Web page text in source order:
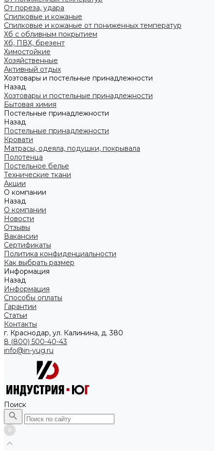
От пореза, удара
Спилковые и кожаные
Спилковые и кожаные от пониженных температур
Хб с обливным покрытием
Хб, ПВХ, брезент
Химостойкие
Хозяйственные
Активный отдых
Хозтовары и постельные принадлежности
Назад
Хозтовары и постельные принадлежности
Бытовая химия
Постельные принадлежности
Назад
Постельные принадлежности
Кровати
Матрасы, одеяла, подушки, покрывала
Полотенца
Постельное белье
Технические ткани
Акции
О компании
Назад
О компании
Новости
Отзывы
Вакансии
Сертификаты
Политика конфиденциальности
Как выбрать размер
Информация
Назад
Информация
Способы оплаты
Гарантии
Статьи
Контакты
г. Краснодар, ул. Калинина, д. 380
8 (800) 500-40-43
info@in-yug.ru
Поиск